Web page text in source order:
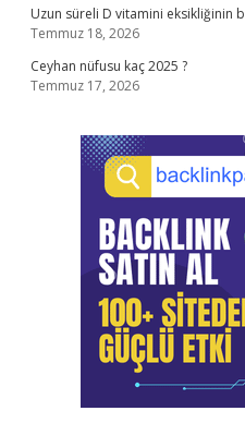
Uzun süreli D vitamini eksikliğinin
Temmuz 18, 2026
Ceyhan nüfusu kaç 2025 ?
Temmuz 17, 2026